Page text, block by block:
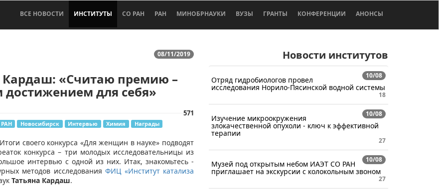
ВСЕ НОВОСТИ ИНСТИТУТЫ СО РАН РАН МИНОБРНАУКИ ВУЗЫ ГРАНТЫ КОНФЕРЕНЦИИ АНОНСЫ
08/11/2019
Кардаш: «Считаю премию –
для себя»
571
Новосибирск Интервью Химия Награды
своего конкурса «Для женщин в науке» подводят
конкурса – три молодых исследовательницы из
интервью с одной из них. Итак, знакомьтесь -
методов исследованияФИЦ «Институт катализа
Татьяна Кардаш.
Новости институтов
10/08
Отряд гидробиологов провел
исследования Норило-Пясинской водной системы
18
10/08
Изучение микроокружения
злокачественной опухоли - ключ к эффективной
терапии
27
10/08
Музей под открытым небом ИАЭТ СО РАН
приглашает на экскурсии с колокольным звоном
27